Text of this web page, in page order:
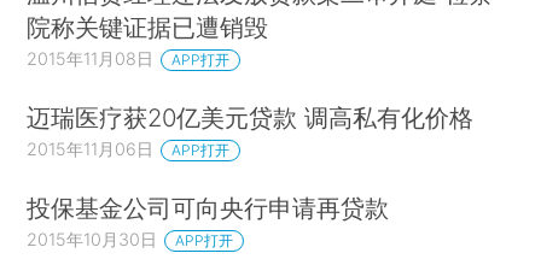
院称关键证据已遭销毁
2015年11月08日 APP打开
迈瑞医疗获20亿美元贷款 调高私有化价格
2015年11月06日 APP打开
投保基金公司可向央行申请再贷款
2015年10月30日 APP打开